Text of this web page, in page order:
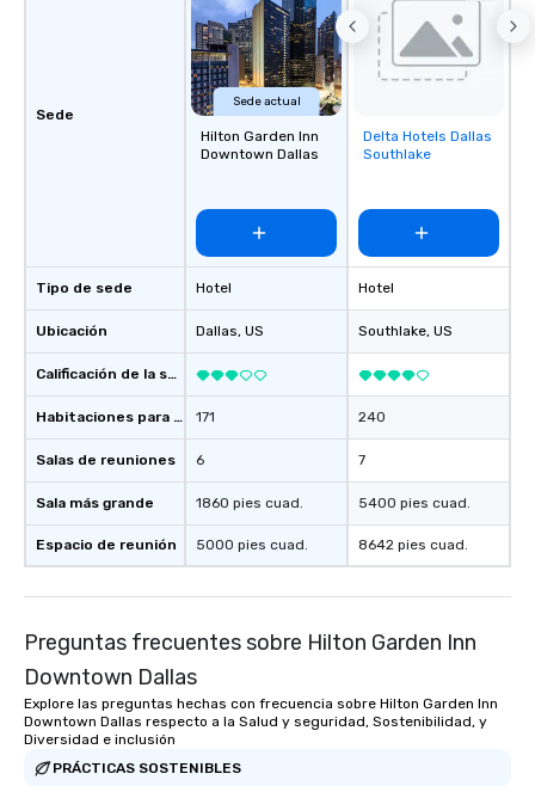
Sede
Tipo de sede
Ubicación
Calificación de la sede
Habitaciones para huéspedes
Salas de reuniones
Sala más grande
Espacio de reunión
Sede actual
Hilton Garden Inn
Downtown Dallas
Hotel
Dallas, US
171
6
1860 pies cuad.
5000 pies cuad.
Removed from
favorites
Delta Hotels Dallas
Southlake
Hotel
Southlake, US
240
7
5400 pies cuad.
8642 pies cuad.
Preguntas frecuentes sobre Hilton Garden Inn
Downtown Dallas
Explore las preguntas hechas con frecuencia sobre Hilton Garden Inn
Downtown Dallas respecto a la Salud y seguridad, Sostenibilidad, y
Diversidad e inclusión
PRÁCTICAS SOSTENIBLES